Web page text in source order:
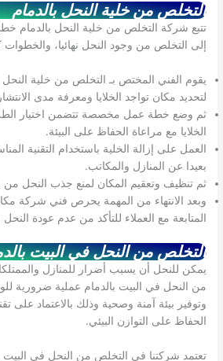
التخلص من خلية النحل بالدمام
تتبع شركة التخلص من خلية النحل بالدمام
إلى التخلص من وجود النحل نهائيا، والخطوات
يقوم الفني المختص بـ التخلص من خلية النحل
لتحديد مكان تواجد الخلايا ومعرفة مدى
ثم وضع خطة عمل مخصصة تتضمن اختيار
الخلايا مع مراعاة الحفاظ على البيئة.
العمل على إزالة الخلية باستخدام التقنية
بعيدا عن المنازل والمكاتب.
ثم تنظيف وتعقيم المكان لمنع جذب النحل من
وبعد الانتهاء من المهمة يحرص فني شركة
المتابعة مع العملاء للتأكد من عدم عودة
التخلص من النحل في البيت
يمكن للنحل أن يسبب أضرار للمنازل
من النحل في البيت بالدمام عملية ضرورية
وتوفير بيئة آمنة وصحية وذلك بالاعتماد على
الحفاظ على التوازن البيئي.
تعتمد شركتنا في التخلص من النحل في البيت